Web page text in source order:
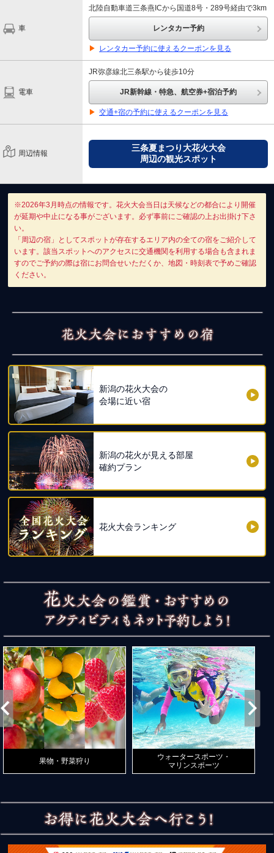
車
北陸自動車道三条燕ICから国道8号・289号経由で3km
レンタカー予約
▶ レンタカー予約に使えるクーポンを見る
電車
JR弥彦線北三条駅から徒歩10分
JR新幹線・特急、航空券+宿泊予約
▶ 交通+宿の予約に使えるクーポンを見る
周辺情報
三条夏まつり大花火大会
周辺の観光スポット
※2026年3月時点の情報です。花火大会当日は天候などの都合により開催
が延期や中止になる事がございます。必ず事前にご確認の上お出掛け下さ
い。
「周辺の宿」としてスポットが存在するエリア内の全ての宿をご紹介して
います。該当スポットへのアクセスに交通機関を利用する場合も含まれま
すのでご予約の際は宿にお問合せいただくか、地図・時刻表で予めご確認
ください。
新潟の花火大会の
会場に近い宿
新潟の花火が見える部屋
確約プラン
花火大会ランキング
果物・野菜狩り
ウォータースポーツ・
マリンスポーツ